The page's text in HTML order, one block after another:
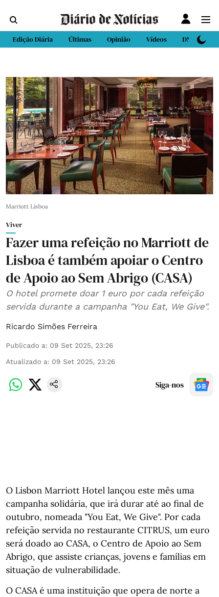
Edição Diária Últimas Opinião Vídeos DN Sport
Marriott Lisboa
Viver
Fazer uma refeição no Marriott de
Lisboa é também apoiar o Centro
de Apoio ao Sem Abrigo (CASA)
O hotel promete doar 1 euro por cada refeição
servida durante a campanha "You Eat, We Give".
Ricardo Simões Ferreira
Publicado a: 09 Set 2025, 23:26
Atualizado a: 09 Set 2025, 23:26
Siga-nos
O Lisbon Marriott Hotel lançou este mês uma
campanha solidária, que irá durar até ao final de
outubro, nomeada "You Eat, We Give". Por cada
refeição servida no restaurante CITRUS, um euro
será doado ao CASA, o Centro de Apoio ao Sem
Abrigo, que assiste crianças, jovens e famílias em
situação de vulnerabilidade.
O CASA é uma instituição que opera de norte a